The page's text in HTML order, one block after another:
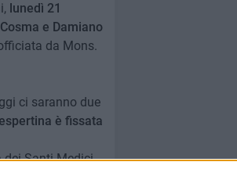
lunedì 21
e Damiano
da Mons.
ci saranno due
è fissata
dei Santi Medici,